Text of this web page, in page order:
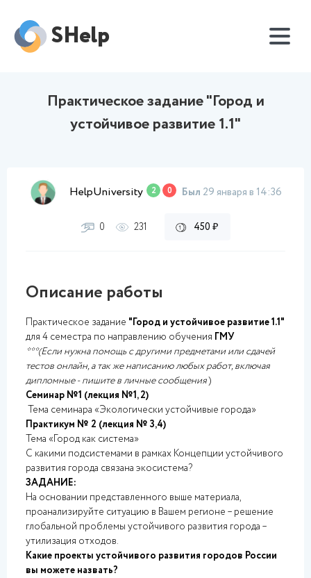
SHelp
Практическое задание "Город и
устойчивое развитие 1.1"
HelpUniversity 2 0 Был 29 января в 14:36
0 231 450 ₽
Описание работы
Практическое задание "Город и устойчивое развитие 1.1"
для 4 семестра по направлению обучения ГМУ
***(Если нужна помощь с другими предметами или сдачей
тестов онлайн, а так же написанию любых работ, включая
дипломные - пишите в личные сообщения)
Семинар №1 (лекция №1, 2)
Тема семинара «Экологически устойчивые города»
Практикум № 2 (лекция № 3,4)
Тема «Город как система»
С какими подсистемами в рамках Концепции устойчивого
развития города связана экосистема?
ЗАДАНИЕ:
На основании представленного выше материала,
проанализируйте ситуацию в Вашем регионе – решение
глобальной проблемы устойчивого развития города –
утилизация отходов.
Какие проекты устойчивого развития городов России
вы можете назвать?